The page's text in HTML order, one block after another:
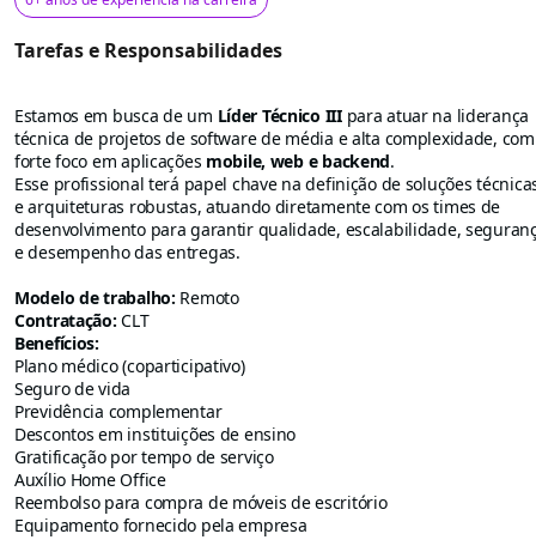
Tarefas e Responsabilidades
Estamos em busca de um Líder Técnico IIIpara atuar na liderança
técnica de projetos de software de média e alta complexidade, com
forte foco em aplicações mobile, web e backend.
Esse profissional terá papel chave na definição de soluções
e arquiteturas robustas, atuando diretamente com os times de
desenvolvimento para garantir qualidade, escalabilidade,
e desempenho das entregas.
Modelo de trabalho: Remoto
Contratação:CLT
Benefícios:
Plano médico (coparticipativo)
Seguro de vida
Previdência complementar
Descontos em instituições de ensino
Gratificação por tempo de serviço
Auxílio Home Office
Reembolso para compra de móveis de escritório
Equipamento fornecido pela empresa